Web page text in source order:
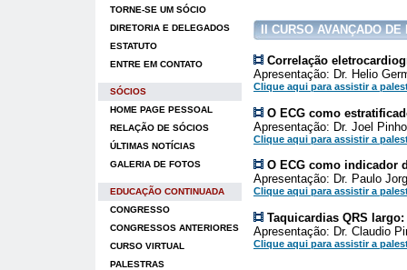
TORNE-SE UM SÓCIO
DIRETORIA E DELEGADOS
ESTATUTO
ENTRE EM CONTATO
SÓCIOS
HOME PAGE PESSOAL
RELAÇÃO DE SÓCIOS
ÚLTIMAS NOTÍCIAS
GALERIA DE FOTOS
EDUCAÇÃO CONTINUADA
CONGRESSO
CONGRESSOS ANTERIORES
CURSO VIRTUAL
PALESTRAS
II CURSO AVANÇADO
Correlação
Apresentação: Dr. Helio
Clique aqui para assistir a
O ECG como
Apresentação: Dr. Joel Pinho
Clique aqui para assistir a
O ECG como indicador
Apresentação: Dr. Paulo
Clique aqui para assistir a
Taquicardias QRS
Apresentação: Dr. Claudio
Clique aqui para assistir a